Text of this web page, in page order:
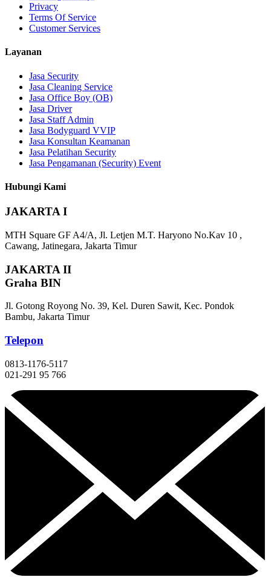
Privacy
Terms Of Service
Customer Services
Layanan
Jasa Security
Jasa Cleaning Service
Jasa Office Boy (OB)
Jasa Driver
Jasa Staff Admin
Jasa Bodyguard VVIP
Jasa Konsultan Keamanan
Jasa Pelatihan Security
Jasa Pengamanan (Security) Event
Hubungi Kami
JAKARTA I
MTH Square GF A4/A, Jl. Letjen M.T. Haryono No.Kav 10 ,
Cawang, Jatinegara, Jakarta Timur
JAKARTA II
Graha BIN
Jl. Gotong Royong No. 39, Kel. Duren Sawit, Kec. Pondok
Bambu, Jakarta Timur
Telepon
0813-1176-5117
021-291 95 766